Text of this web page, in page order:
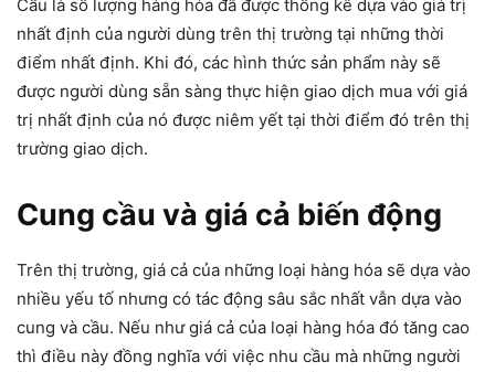
Cầu là số lượng hàng hóa đã được thống kê dựa vào giá trị
nhất định của người dùng trên thị trường tại những thời
điểm nhất định. Khi đó, các hình thức sản phẩm này sẽ
được người dùng sẵn sàng thực hiện giao dịch mua với giá
trị nhất định của nó được niêm yết tại thời điểm đó trên thị
trường giao dịch.
Cung cầu và giá cả biến động
Trên thị trường, giá cả của những loại hàng hóa sẽ dựa vào
nhiều yếu tố nhưng có tác động sâu sắc nhất vẫn dựa vào
cung và cầu. Nếu như giá cả của loại hàng hóa đó tăng cao
thì điều này đồng nghĩa với việc nhu cầu mà những người